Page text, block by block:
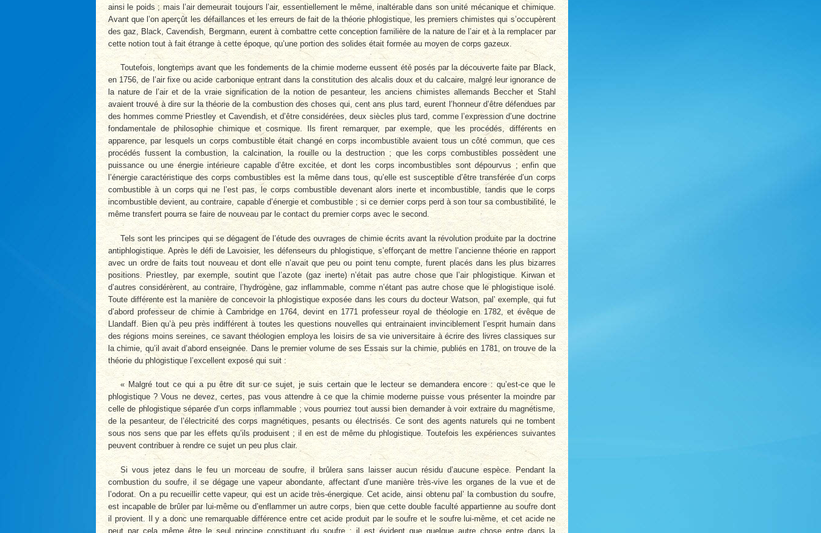
ainsi le poids ; mais l’air demeurait toujours l’air, essentiellement le même, inaltérable dans son unité mécanique et chimique.
Avant que l’on aperçût les défaillances et les erreurs de fait de la théorie phlogistique, les premiers chimistes qui s’occupèrent
des gaz, Black, Cavendish, Bergmann, eurent à combattre cette conception familière de la nature de l’air et à la remplacer par
cette notion tout à fait étrange à cette époque, qu’une portion des solides était formée au moyen de corps gazeux.
Toutefois, longtemps avant que les fondements de la chimie moderne eussent été posés par la découverte faite par Black,
en 1756, de l’air fixe ou acide carbonique entrant dans la constitution des alcalis doux et du calcaire, malgré leur ignorance de
la nature de l’air et de la vraie signification de la notion de pesanteur, les anciens chimistes allemands Beccher et Stahl
avaient trouvé à dire sur la théorie de la combustion des choses qui, cent ans plus tard, eurent l’honneur d’être défendues par
des hommes comme Priestley et Cavendish, et d’être considérées, deux siècles plus tard, comme l’expression d’une doctrine
fondamentale de philosophie chimique et cosmique. Ils firent remarquer, par exemple, que les procédés, différents en
apparence, par lesquels un corps combustible était changé en corps incombustible avaient tous un côté commun, que ces
procédés fussent la combustion, la calcination, la rouille ou la destruction ; que les corps combustibles possèdent une
puissance ou une énergie intérieure capable d’être excitée, et dont les corps incombustibles sont dépourvus ; enfin que
l’énergie caractéristique des corps combustibles est la même dans tous, qu’elle est susceptible d’être transférée d’un corps
combustible à un corps qui ne l’est pas, le corps combustible devenant alors inerte et incombustible, tandis que le corps
incombustible devient, au contraire, capable d’énergie et combustible ; si ce dernier corps perd à son tour sa combustibilité, le
même transfert pourra se faire de nouveau par le contact du premier corps avec le second.
Tels sont les principes qui se dégagent de l’étude des ouvrages de chimie écrits avant la révolution produite par la doctrine
antiphlogistique. Après le défi de Lavoisier, les défenseurs du phlogistique, s’efforçant de mettre l’ancienne théorie en rapport
avec un ordre de faits tout nouveau et dont elle n’avait que peu ou point tenu compte, furent placés dans les plus bizarres
positions. Priestley, par exemple, soutint que l’azote (gaz inerte) n’était pas autre chose que l’air phlogistique. Kirwan et
d’autres considérèrent, au contraire, l’hydrogène, gaz inflammable, comme n’étant pas autre chose que le phlogistique isolé.
Toute différente est la manière de concevoir la phlogistique exposée dans les cours du docteur Watson, pal’ exemple, qui fut
d’abord professeur de chimie à Cambridge en 1764, devint en 1771 professeur royal de théologie en 1782, et évêque de
Llandaff. Bien qu’à peu près indifférent à toutes les questions nouvelles qui entrainaient invinciblement l’esprit humain dans
des régions moins sereines, ce savant théologien employa les loisirs de sa vie universitaire à écrire des livres classiques sur
la chimie, qu’il avait d’abord enseignée. Dans le premier volume de ses Essais sur la chimie, publiés en 1781, on trouve de la
théorie du phlogistique l’excellent exposé qui suit :
« Malgré tout ce qui a pu être dit sur ce sujet, je suis certain que le lecteur se demandera encore : qu’est-ce que le
phlogistique ? Vous ne devez, certes, pas vous attendre à ce que la chimie moderne puisse vous présenter la moindre par
celle de phlogistique séparée d’un corps inflammable ; vous pourriez tout aussi bien demander à voir extraire du magnétisme,
de la pesanteur, de l’électricité des corps magnétiques, pesants ou électrisés. Ce sont des agents naturels qui ne tombent
sous nos sens que par les effets qu’ils produisent ; il en est de même du phlogistique. Toutefois les expériences suivantes
peuvent contribuer à rendre ce sujet un peu plus clair.
Si vous jetez dans le feu un morceau de soufre, il brûlera sans laisser aucun résidu d’aucune espèce. Pendant la
combustion du soufre, il se dégage une vapeur abondante, affectant d’une manière très-vive les organes de la vue et de
l’odorat. On a pu recueillir cette vapeur, qui est un acide très-énergique. Cet acide, ainsi obtenu pal’ la combustion du soufre,
est incapable de brûler par lui-même ou d’enflammer un autre corps, bien que cette double faculté appartienne au soufre dont
il provient. Il y a donc une remarquable différence entre cet acide produit par le soufre et le soufre lui-même, et cet acide ne
peut par cela même être le seul principe constituant du soufre ; il est évident que quelque autre chose entre dans la